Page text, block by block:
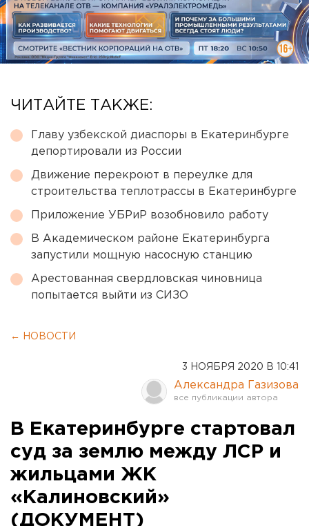
ЧИТАЙТЕ ТАКЖЕ:
Главу узбекской диаспоры в Екатеринбурге
депортировали из России
Движение перекроют в переулке для
строительства теплотрассы в Екатеринбурге
Приложение УБРиР возобновило работу
В Академическом районе Екатеринбурга
запустили мощную насосную станцию
Арестованная свердловская чиновница
попытается выйти из СИЗО
← НОВОСТИ
3 НОЯБРЯ 2020 В 10:41
Александра Газизова
В Екатеринбурге стартовал
суд за землю между ЛСР и
жильцами ЖК
«Калиновский»
(ДОКУМЕНТ)